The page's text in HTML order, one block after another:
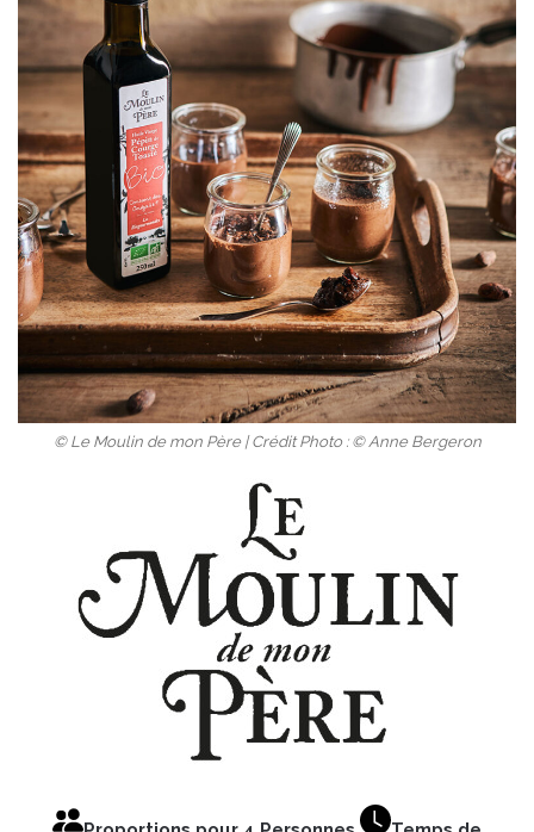
© Le Moulin de mon Père | Crédit Photo : © Anne Bergeron